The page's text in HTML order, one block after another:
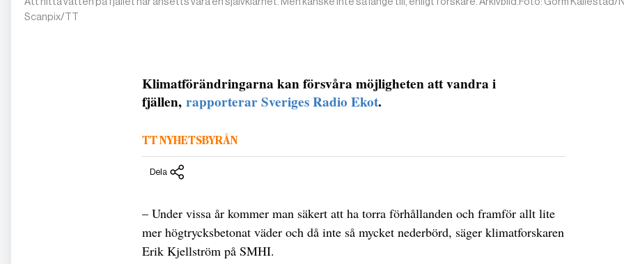
Scanpix/TT
Klimatförändringarna kan försvåra möjligheten att vandra i
fjällen, rapporterar Sveriges Radio Ekot.
TT NYHETSBYRÅN
Dela
– Under vissa år kommer man säkert att ha torra förhållanden och framför allt lite
mer högtrycksbetonat väder och då inte så mycket nederbörd, säger klimatforskaren
Erik Kjellström på SMHI.